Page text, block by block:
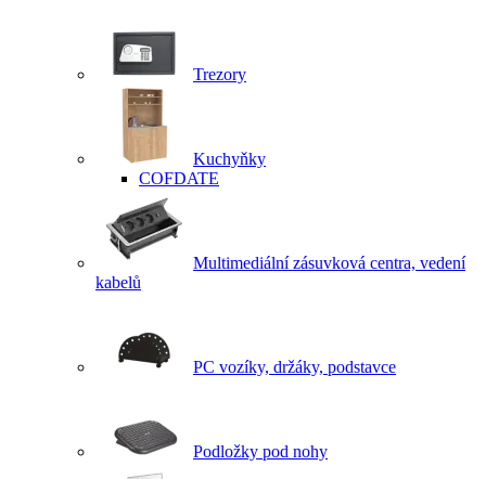
Trezory
Kuchyňky
COFDATE
Multimediální zásuvková centra, vedení
kabelů
PC vozíky, držáky, podstavce
Podložky pod nohy